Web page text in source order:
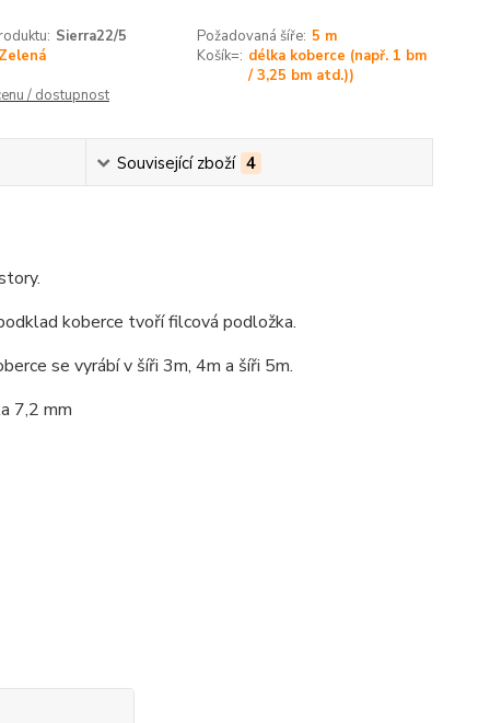
Sierra22/5 Požadovaná šíře: 5 m
Košík=: délka koberce (např. 1 bm
/ 3,25 bm atd.))
/ dostupnost
Související zboží 4
koberce tvoří filcová podložka.
se vyrábí v šíři 3m, 4m a šíři 5m.
7,2 mm